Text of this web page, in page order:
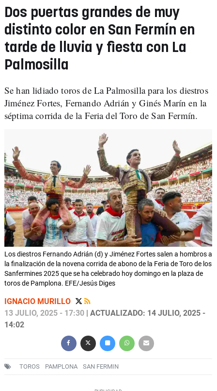
Dos puertas grandes de muy
distinto color en San Fermín en
tarde de lluvia y fiesta con La
Palmosilla
Se han lidiado toros de La Palmosilla para los diestros
Jiménez Fortes, Fernando Adrián y Ginés Marín en la
séptima corrida de la Feria del Toro de San Fermín.
Los diestros Fernando Adrián (d) y Jiménez Fortes salen a hombros a
la finalización de la novena corrida de abono de la Feria de Toro de los
Sanfermines 2025 que se ha celebrado hoy domingo en la plaza de
toros de Pamplona. EFE/Jesús Diges
IGNACIO MURILLO
13 JULIO, 2025 - 17:30 | ACTUALIZADO: 14 JULIO, 2025 -
14:02
TOROS PAMPLONA SAN FERMIN